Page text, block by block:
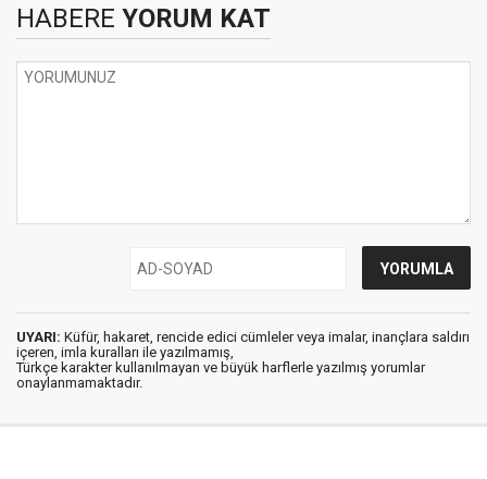
HABERE YORUM KAT
UYARI: Küfür, hakaret, rencide edici cümleler veya imalar, inançlara saldırı
içeren, imla kuralları ile yazılmamış,
Türkçe karakter kullanılmayan ve büyük harflerle yazılmış yorumlar
onaylanmamaktadır.